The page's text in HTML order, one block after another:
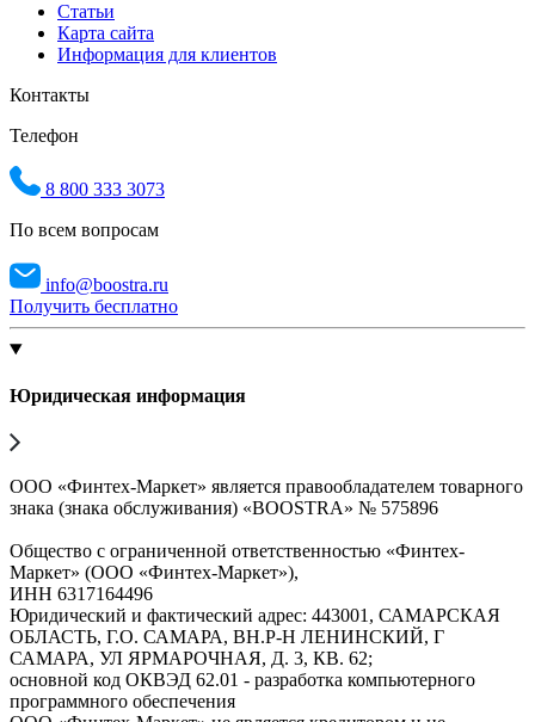
Статьи
Карта сайта
Информация для клиентов
Контакты
Телефон
8 800 333 3073
По всем вопросам
info@boostra.ru
Получить бесплатно
Юридическая информация
ООО «Финтех-Маркет» является правообладателем товарного
знака (знака обслуживания) «BOOSTRA» № 575896
Общество с ограниченной ответственностью «Финтех-
Маркет» (ООО «Финтех-Маркет»),
ИНН 6317164496
Юридический и фактический адрес: 443001, САМАРСКАЯ
ОБЛАСТЬ, Г.О. САМАРА, ВН.Р-Н ЛЕНИНСКИЙ, Г
САМАРА, УЛ ЯРМАРОЧНАЯ, Д. 3, КВ. 62;
основной код ОКВЭД 62.01 - разработка компьютерного
программного обеспечения